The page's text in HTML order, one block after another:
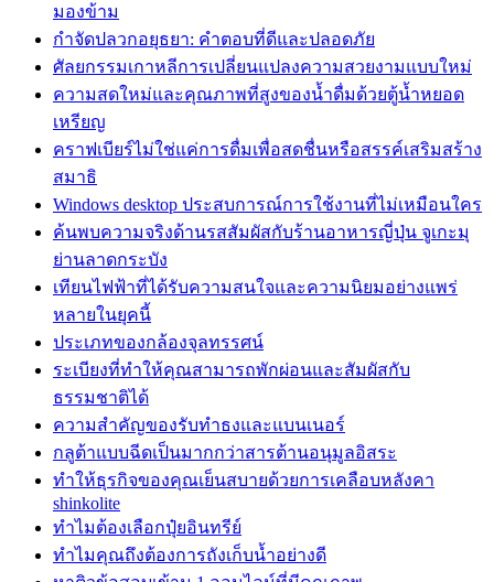
มองข้าม
กำจัดปลวกอยุธยา: คำตอบที่ดีและปลอดภัย
ศัลยกรรมเกาหลีการเปลี่ยนแปลงความสวยงามแบบใหม่
ความสดใหม่และคุณภาพที่สูงของน้ำดื่มด้วยตู้น้ำหยอด
เหรียญ
คราฟเบียร์ไม่ใช่แค่การดื่มเพื่อสดชื่นหรือสรรค์เสริมสร้าง
สมาธิ
Windows desktop ประสบการณ์การใช้งานที่ไม่เหมือนใคร
ค้นพบความจริงด้านรสสัมผัสกับร้านอาหารญี่ปุ่น จูเกะมุ
ย่านลาดกระบัง
เทียนไฟฟ้าที่ได้รับความสนใจและความนิยมอย่างแพร่
หลายในยุคนี้
ประเภทของกล้องจุลทรรศน์
ระเบียงที่ทำให้คุณสามารถพักผ่อนและสัมผัสกับ
ธรรมชาติได้
ความสำคัญของรับทำธงและแบนเนอร์
กลูต้าแบบฉีดเป็นมากกว่าสารต้านอนุมูลอิสระ
ทำให้ธุรกิจของคุณเย็นสบายด้วยการเคลือบหลังคา
shinkolite
ทำไมต้องเลือกปุ๋ยอินทรีย์
ทำไมคุณถึงต้องการถังเก็บน้ำอย่างดี